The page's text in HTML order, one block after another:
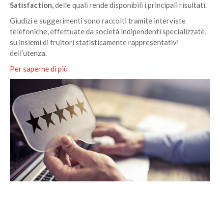
Satisfaction,delle quali rende disponibili i principali risultati.
Giudizi e suggerimenti sono raccolti tramite interviste
telefoniche, effettuate da società indipendenti specializzate,
su insiemi di fruitori statisticamente rappresentativi
dell’utenza.
Per saperne di più